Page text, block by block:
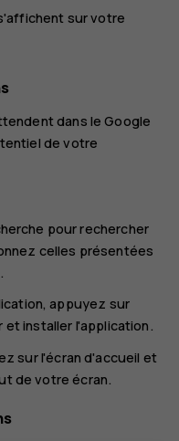
sur votre
dans le Google
de votre
pour rechercher
celles présentées
appuyez sur
et installer l'application.
sur l'écran d'accueil et
de votre écran.